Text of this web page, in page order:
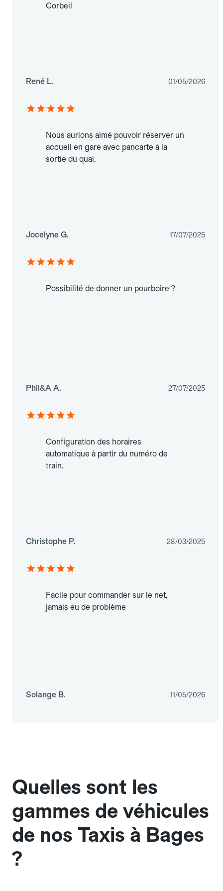
Corbeil
René L. 01/05/2026
Nous aurions aimé pouvoir réserver un
accueil en gare avec pancarte à la
sortie du quai.
Jocelyne G. 17/07/2025
Possibilité de donner un pourboire ?
Phil&A A. 27/07/2025
Configuration des horaires
automatique à partir du numéro de
train.
Christophe P. 28/03/2025
Facile pour commander sur le net,
jamais eu de problème
Solange B. 11/05/2026
Quelles sont les
gammes de véhicules
de nos Taxis à Bages
?